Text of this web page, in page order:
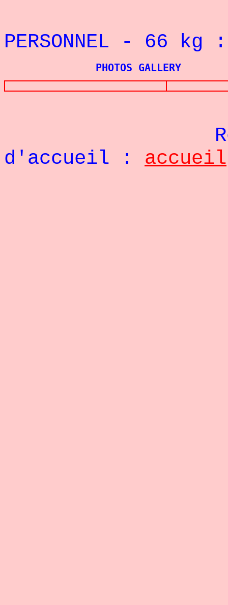
PERSONNEL - 66 kg
PHOTOS GALLERY
d'accueil : accueil